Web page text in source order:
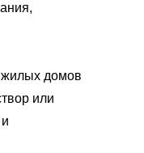
жилых домов
или